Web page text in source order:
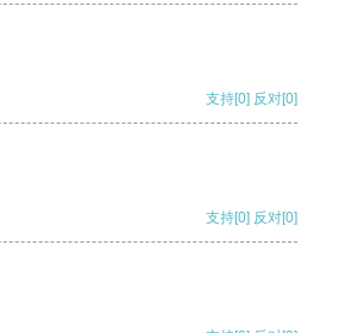
支持[0] 反对[0]
支持[0] 反对[0]